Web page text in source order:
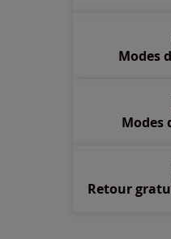
Modes
Modes
Retour